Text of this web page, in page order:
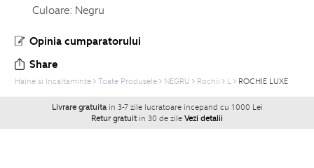
Culoare: Negru
Opinia cumparatorului
Share
Haine si Incaltaminte Toate Produsele NEGRU Rochii L ROCHIE LUXE
Livrare gratuita in 3-7 zile lucratoare incepand cu 1000 Lei
Retur gratuit in 30 de zile Vezi detalii